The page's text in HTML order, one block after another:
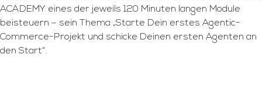
ACADEMY eines der jeweils 120 Minuten langen Module
beisteuern – sein Thema „Starte Dein erstes Agentic-
Commerce-Projekt und schicke Deinen ersten Agenten an
den Start“.